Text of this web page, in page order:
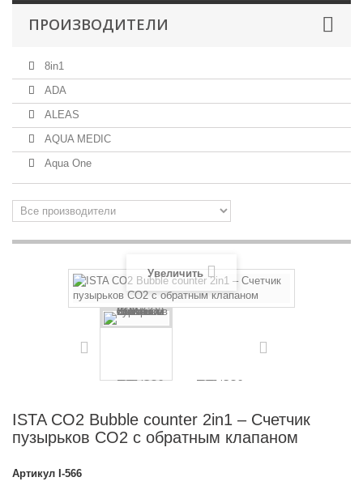
ПРОИЗВОДИТЕЛИ
8in1
ADA
ALEAS
AQUA MEDIC
Aqua One
Увеличить
ISTA CO2 Bubble counter 2in1 – Счетчик
пузырьков СO2 с обратным клапаном
Артикул I-566